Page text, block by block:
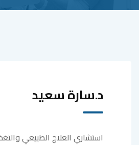
د.سارة سعيد
استشاري العلاج الطبيعي